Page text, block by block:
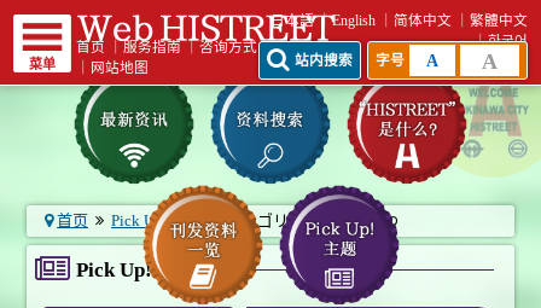
菜单
首页 ｜服务指南 ｜咨询方式
网站地图
日本語 English 简体中文
繁體中文
한국어
站内搜索
字号 A A
首页 Pick Up! 主题 カテゴリ：広報おきなわ
Pick Up! 主题